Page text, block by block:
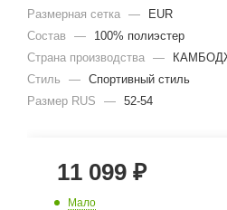
Размерная сетка —
EUR
Состав
—
100% полиэстер
Страна производства —
Стиль
— Спортивный стиль
Размер RUS
— 52-54
11 099 ₽
Мало